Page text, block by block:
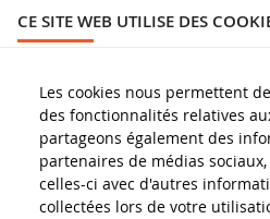
1/32
Métal
3 ans et
Neuf
de Sécurité des produits
CE SITE WEB UTILISE DES
Les cookies nous permettent
des fonctionnalités relatives
partageons également des
partenaires de médias
celles-ci avec d'autres
collectées lors de votre